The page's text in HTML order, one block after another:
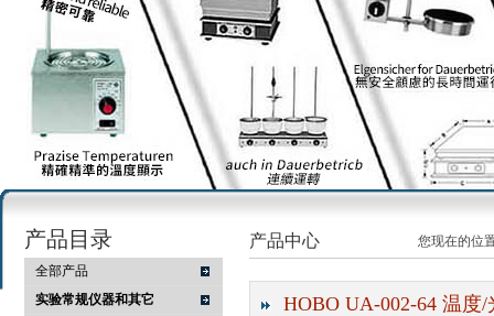
产品目录
全部产品
实验常规仪器和其它
产品中心 您现在的位
HOBO UA-002-64 温度